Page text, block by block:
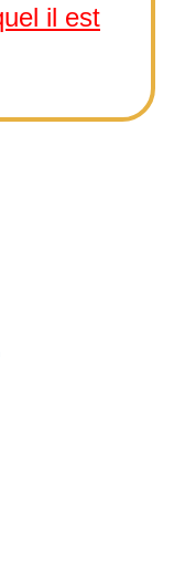
il est